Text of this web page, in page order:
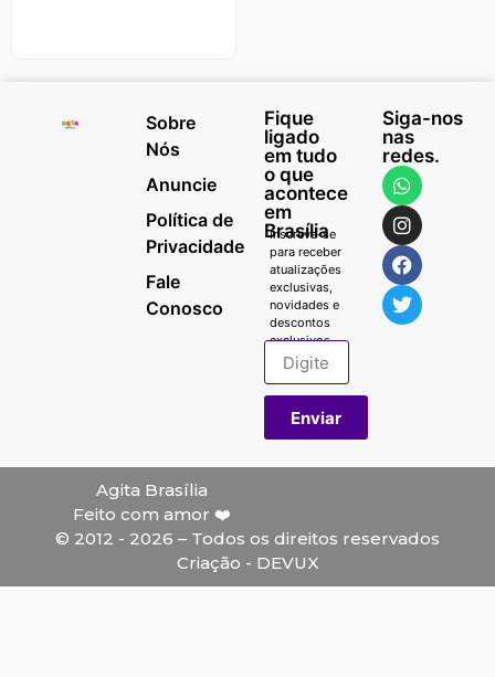
Sobre
Nós
Anuncie
Política de
Privacidade
Fale
Conosco
Fique
ligado
em tudo
o que
acontece
em
Brasília
Inscreva-se
para receber
atualizações
exclusivas,
novidades e
descontos
exclusivos.
Enviar
Siga-nos
nas
redes.
Agita Brasília
Feito com amor ❤️
© 2012 - 2026 – Todos os direitos reservados
Criação - DEVUX